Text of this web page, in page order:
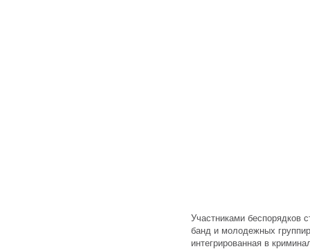
Участниками беспорядков
банд и молодежных
интегрированная в